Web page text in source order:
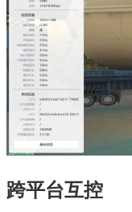
跨平台互控